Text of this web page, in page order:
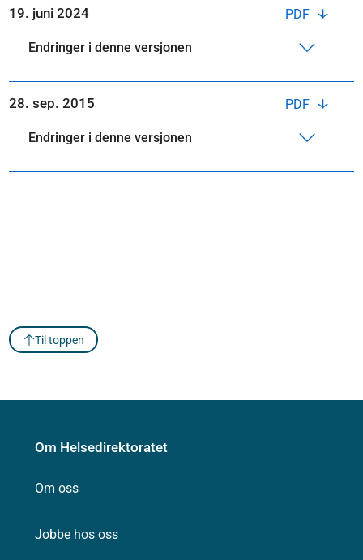
PDF
19. juni 2024
Endringer i denne versjonen
PDF
28. sep. 2015
Endringer i denne versjonen
Til toppen
Om Helsedirektoratet
Om oss
Jobbe hos oss